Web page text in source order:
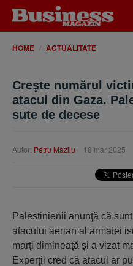
HOME ACTUALITATE
Creşte numărul
atacul din Gaza.
sute de decese
Autor: Petru Mazilu 18 mar 2025
Palestinienii anunţă că
atacului aerian al armatei
marţi dimineaţă şi a vizat
Experţii cred că atacul ar